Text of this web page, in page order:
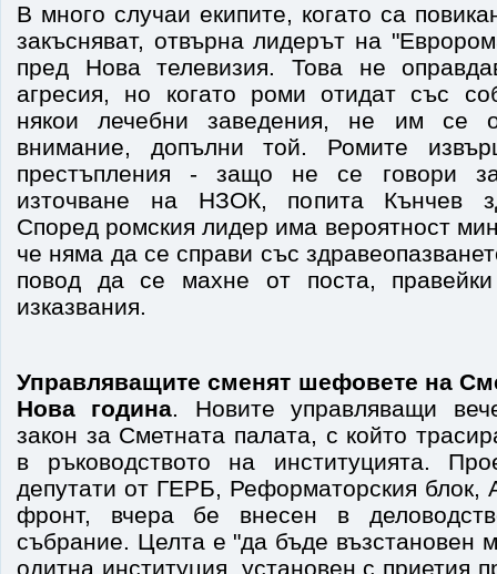
В много случаи екипите, когато са
закъсняват, отвърна лидерът на
пред Нова телевизия. Това не
агресия, но когато роми отидат със
някои лечебни заведения, не им се
внимание, допълни той. Ромите
престъпления - защо не се говори
източване на НЗОК, попита Кънчев
Според ромския лидер има вероятност
че няма да се справи със
повод да се махне от поста, правейки
изказвания.
Управляващите сменят шефовете на
Нова година. Новите управляващи
закон за Сметната палата, с който
в ръководството на институцията.
депутати от ГЕРБ, Реформаторския блок,
фронт, вчера бе внесен в
събрание. Целта е "да бъде възстановен
одитна институция, установен с приетия